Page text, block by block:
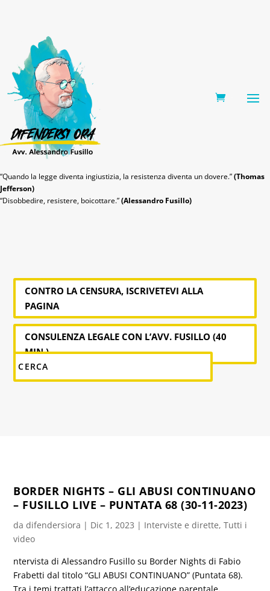
“Quando la legge diventa ingiustizia, la resistenza diventa un dovere.”(Thomas
Jefferson)
“Disobbedire, resistere, boicottare.”(Alessandro Fusillo)
CONTRO LA CENSURA, ISCRIVETEVI ALLA
PAGINA
CONSULENZA LEGALE CON L’AVV. FUSILLO (40
MIN.)
BORDER NIGHTS – GLI ABUSI CONTINUANO
– FUSILLO LIVE – PUNTATA 68 (30-11-2023)
dadifendersiora | Dic 1, 2023 | Interviste e dirette,Tutti i
video
ntervista di Alessandro Fusillo su Border Nights di Fabio
Frabetti dal titolo “GLI ABUSI CONTINUANO” (Puntata 68).
Tra i temi trattati l’attacco all’educazione parentale,